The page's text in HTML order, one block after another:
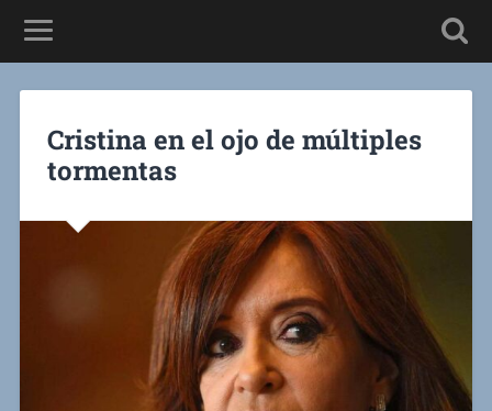
Cristina en el ojo de múltiples
tormentas